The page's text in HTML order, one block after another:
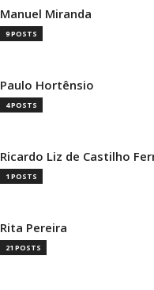
Manuel Miranda
9 POSTS
Paulo Hortênsio
4 POSTS
Ricardo Liz de Castilho
1 POSTS
Rita Pereira
21 POSTS